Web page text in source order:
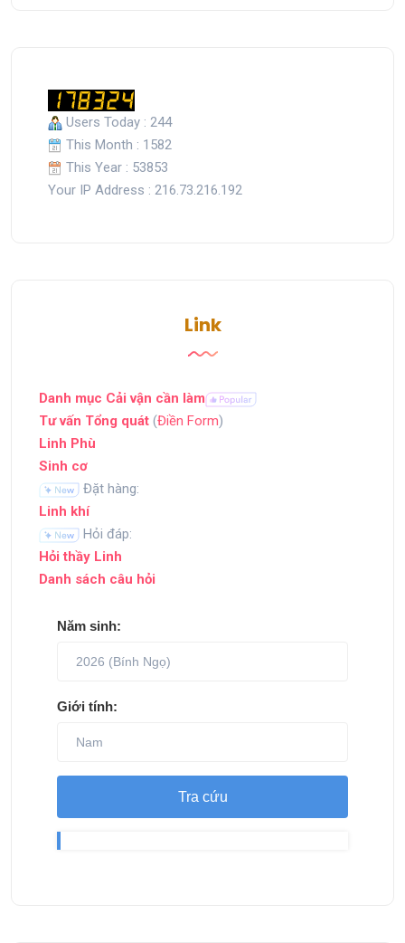
Users Today : 244
This Month : 1582
This Year : 53853
Your IP Address : 216.73.216.192
Link
Danh mục Cải vận cần làm
Tư vấn Tổng quát (Điền Form)
Linh Phù
Sinh cơ
Đặt hàng:
Linh khí
Hỏi đáp:
Hỏi thầy Linh
Danh sách câu hỏi
Năm sinh:
Giới tính:
Tra cứu